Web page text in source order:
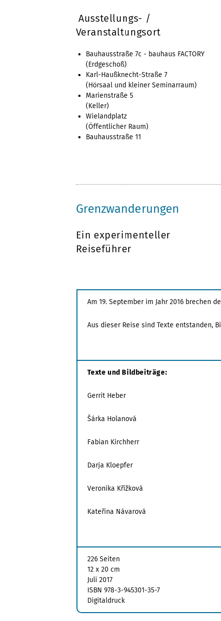
Ausstellungs- /
Veranstaltungsort
Bauhausstraße 7c - bauhaus FACTORY
(Erdgeschoß)
Karl-Haußknecht-Straße 7
(Hörsaal und kleiner Seminarraum)
Marienstraße 5
(Keller)
Wielandplatz
(Öffentlicher Raum)
Bauhausstraße 11
Grenzwanderungen
Ein experimenteller
Reiseführer
Am 19. September im Jahr 2016 brechen
Aus dieser Reise sind Texte entstanden,
Texte und Bildbeiträge:
Gerrit Heber
Šárka Holanová
Fabian Kirchherr
Darja Kloepfer
Veronika Křížková
Kateřina Návarová
226 Seiten
12 x 20 cm
Juli 2017
ISBN 978-3-945301-35-7
Digitaldruck